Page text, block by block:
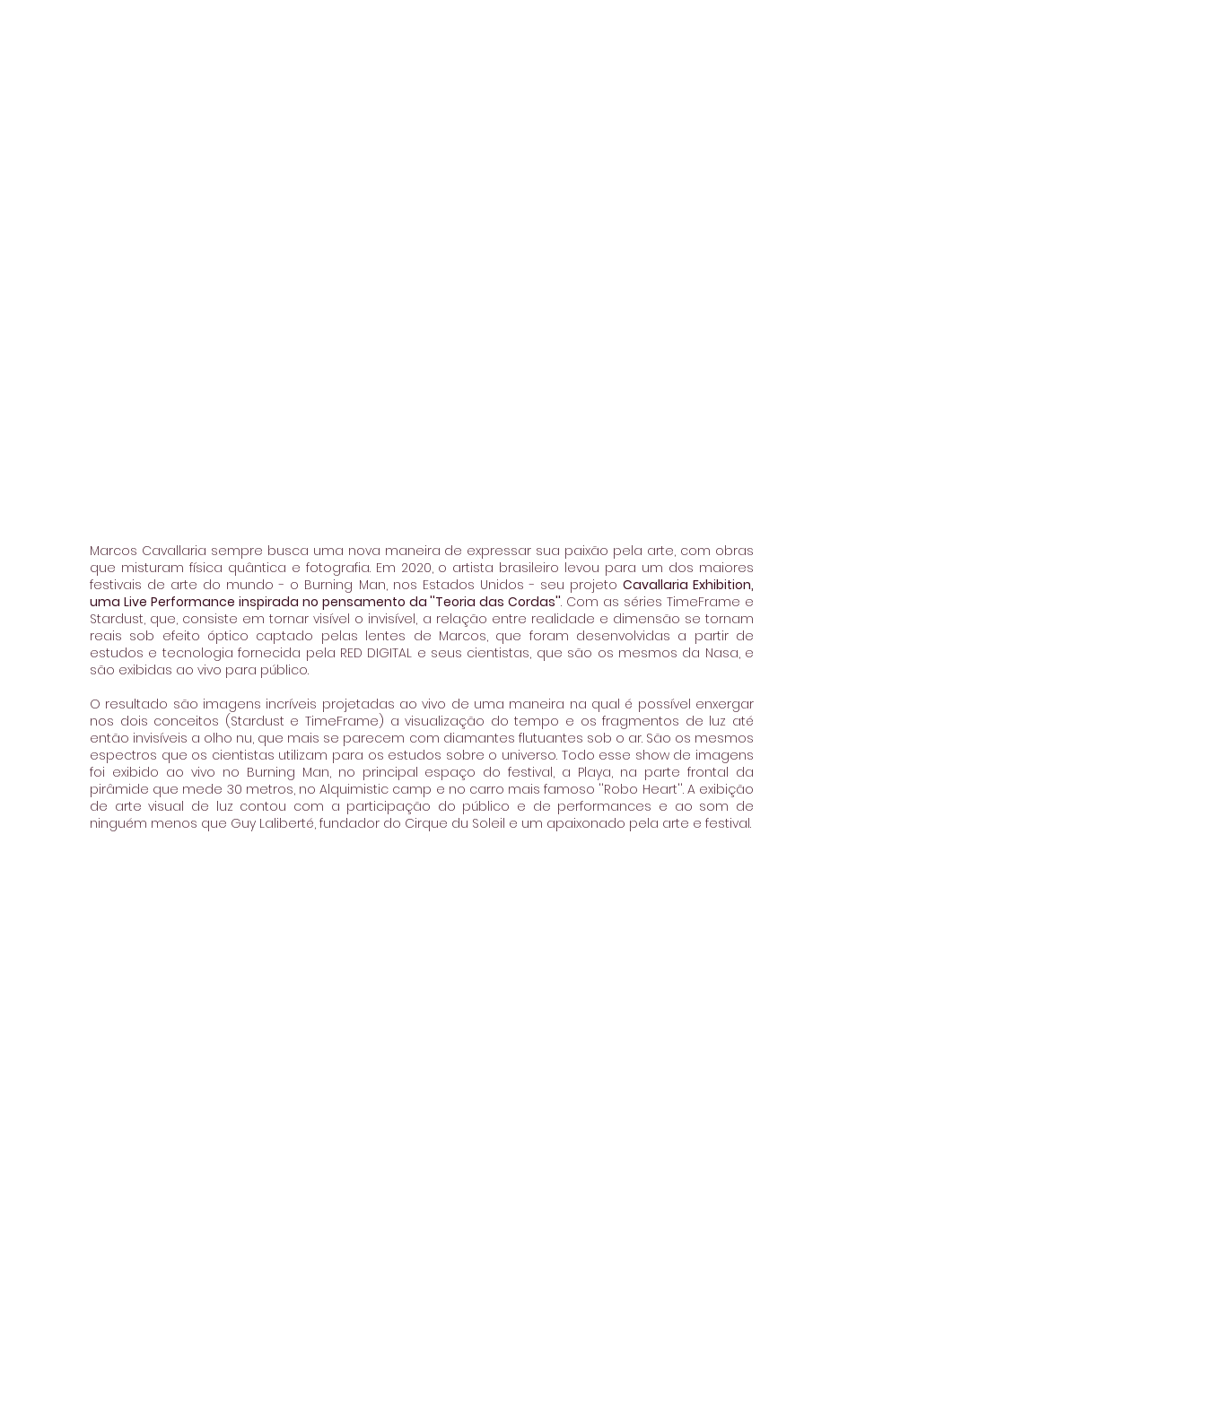
Marcos Cavallaria sempre busca uma nova maneira de expressar sua paixão pela arte, com obras
que misturam física quântica e fotografia. Em 2020, o artista brasileiro levou para um dos maiores
festivais de arte do mundo - o Burning Man, nos Estados Unidos - seu projeto Cavallaria Exhibition,
uma Live Performance inspirada no pensamento da ''Teoria das Cordas''. Com as séries TimeFrame e
Stardust, que, consiste em tornar visível o invisível, a relação entre realidade e dimensão se tornam
reais sob efeito óptico captado pelas lentes de Marcos, que foram desenvolvidas a partir de
estudos e tecnologia fornecida pela RED DIGITAL e seus cientistas, que são os mesmos da Nasa, e
são exibidas ao vivo para público.
O resultado são imagens incríveis projetadas ao vivo de uma maneira na qual é possível enxergar
nos dois conceitos (Stardust e TimeFrame) a visualização do tempo e os fragmentos de luz até
então invisíveis a olho nu, que mais se parecem com diamantes flutuantes sob o ar. São os mesmos
espectros que os cientistas utilizam para os estudos sobre o universo. Todo esse show de imagens
foi exibido ao vivo no Burning Man, no principal espaço do festival, a Playa, na parte frontal da
pirâmide que mede 30 metros, no Alquimistic camp e no carro mais famoso ''Robo Heart''. A exibição
de arte visual de luz contou com a participação do público e de performances e ao som de
ninguém menos que Guy Laliberté, fundador do Cirque du Soleil e um apaixonado pela arte e festival.